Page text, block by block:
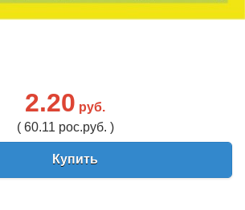
2.20 руб.
( 60.11 рос.руб. )
Купить